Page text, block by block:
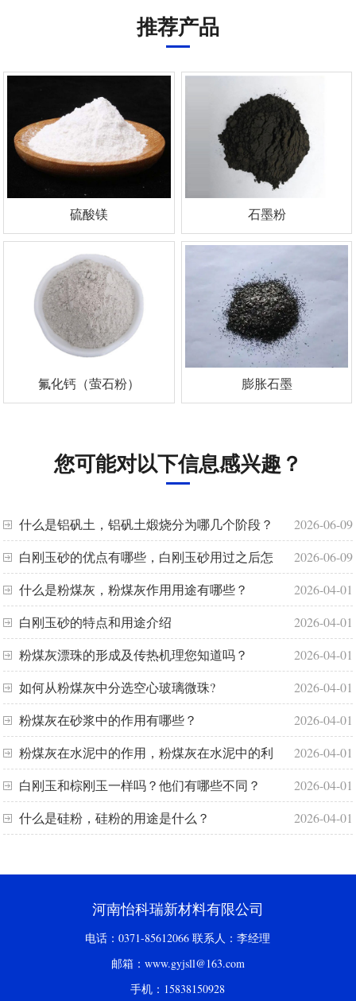
推荐产品
硫酸镁 石墨粉

氟化钙（萤石粉）

膨胀石墨
您可能对以下信息感兴趣？
2026-06-09
什么是铝矾土，铝矾土煅烧分为哪几个阶段？
2026-06-09
白刚玉砂的优点有哪些，白刚玉砂用过之后怎
样处理
2026-04-01
什么是粉煤灰，粉煤灰作用用途有哪些？
2026-04-01
白刚玉砂的特点和用途介绍
2026-04-01
粉煤灰漂珠的形成及传热机理您知道吗？
2026-04-01
如何从粉煤灰中分选空心玻璃微珠?
2026-04-01
粉煤灰在砂浆中的作用有哪些？
2026-04-01
粉煤灰在水泥中的作用，粉煤灰在水泥中的利
用
2026-04-01
白刚玉和棕刚玉一样吗？他们有哪些不同？
2026-04-01
什么是硅粉，硅粉的用途是什么？
河南怡科瑞新材料有限公司
电话：0371-85612066 联系人：李经理
邮箱：www.gyjsll@163.com
手机：15838150928